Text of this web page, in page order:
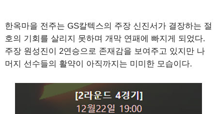
한옥마을 전주는 GS칼텍스의 주장 신진서가 결장하는 절
호의 기회를 살리지 못하며 개막 연패에 빠지게 되었다.
주장 원성진이 2연승으로 존재감을 보여주고 있지만 나
머지 선수들의 활약이 아직까지는 미미한 모습이다.